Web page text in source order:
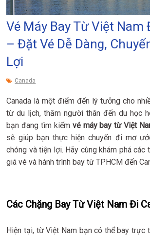
Vé Máy Bay Từ Việt Nam
– Đặt Vé Dễ Dàng,
Lợi
Canada
Canada là một điểm đến lý tưởng cho
từ du lịch, thăm người thân đến du học
bạn đang tìm kiếm vé máy bay từ Việt
sẽ giúp bạn thực hiện chuyến đi mơ
chóng và tiện lợi. Hãy cùng khám phá các
giá vé và hành trình bay từ TPHCM đến
Các Chặng Bay Từ Việt Nam Đi
Hiện tại, từ Việt Nam bạn có thể bay trực